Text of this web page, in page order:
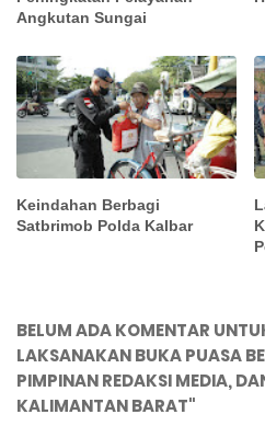
Angkutan Sungai
Keindahan Berbagi
Satbrimob Polda Kalbar
BELUM ADA KOMENTAR
LAKSANAKAN BUKA PUASA
PIMPINAN REDAKSI MEDIA,
KALIMANTAN BARAT"